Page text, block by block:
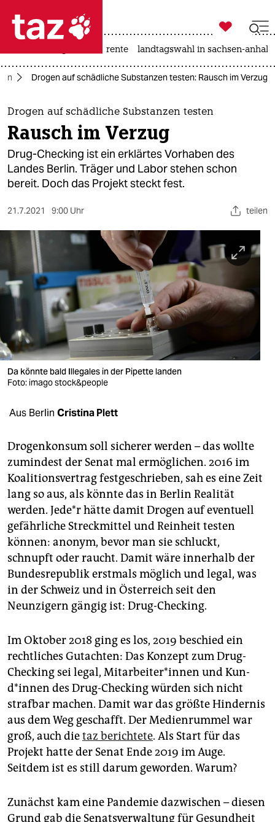
 taz zahl ich
taz zahl ich
themen
politik
öko
sport
berlin
nord
wahrheit
verlag
verlag
veranstaltungen
fragen & hilfe
unterstützen
abo
genossenschaft
epaper login

taz zahl ich
rente landtagswahl in sachsen-anhalt
Drogen auf schädliche Substanzen testen: Rausch im Verzug
Drogen auf schädliche Substanzen testen
Rausch im Verzug
Drug-Checking ist ein erklärtes Vorhaben des
Landes Berlin. Träger und Labor stehen schon
bereit. Doch das Projekt steckt fest.
21.7.2021 9:00 Uhr teilen
Da könnte bald Illegales in der Pipette landen
Foto: imago stock&people
Aus Berlin Cristina Plett
Drogenkonsum soll sicherer werden – das wollte
zumindest der Senat mal ermöglichen. 2016 im
Koalitionsvertrag festgeschrieben, sah es eine Zeit
lang so aus, als könnte das in Berlin Realität
werden. Je­de*r hätte damit Drogen auf eventuell
gefährliche Streckmittel und Reinheit testen
können: anonym, bevor man sie schluckt,
schnupft oder raucht. Damit wäre innerhalb der
Bundesrepublik erstmals möglich und legal, was
in der Schweiz und in Österreich seit den
Neunzigern gängig ist: Drug-Checking.
Im Oktober 2018 ging es los, 2019 beschied ein
rechtliches Gutachten: Das Konzept zum Drug-
Checking sei legal, Mit­ar­bei­te­r*in­nen und Kun­
d*in­nen des Drug-Checking würden sich nicht
strafbar machen. Damit war das größte Hindernis
aus dem Weg geschafft. Der Medienrummel war
groß, auch dietaz berichtete. Als Start für das
Projekt hatte der Senat Ende 2019 im Auge.
Seitdem ist es still darum geworden. Warum?
Zunächst kam eine Pandemie dazwischen – diesen
Grund gab die Senatsverwaltung für Gesundheit